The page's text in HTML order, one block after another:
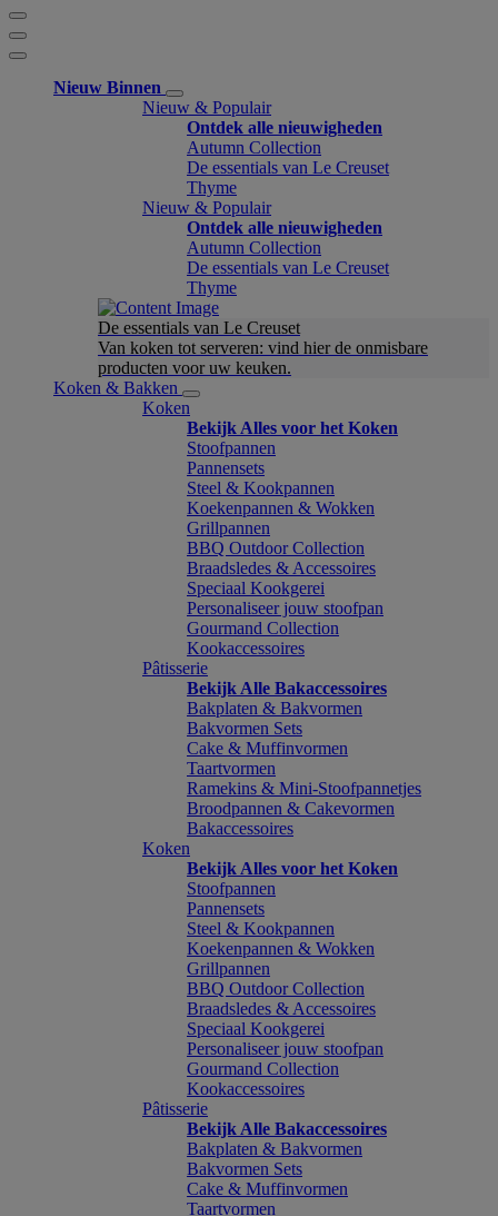
Nieuw Binnen
Nieuw & Populair
Ontdek alle nieuwigheden
Autumn Collection
De essentials van Le Creuset
Thyme
Nieuw & Populair
Ontdek alle nieuwigheden
Autumn Collection
De essentials van Le Creuset
Thyme
De essentials van Le Creuset
Van koken tot serveren: vind hier de onmisbare
producten voor uw keuken.
Koken & Bakken
Koken
Bekijk Alles voor het Koken
Stoofpannen
Pannensets
Steel & Kookpannen
Koekenpannen & Wokken
Grillpannen
BBQ Outdoor Collection
Braadsledes & Accessoires
Speciaal Kookgerei
Personaliseer jouw stoofpan
Gourmand Collection
Kookaccessoires
Pâtisserie
Bekijk Alle Bakaccessoires
Bakplaten & Bakvormen
Bakvormen Sets
Cake & Muffinvormen
Taartvormen
Ramekins & Mini-Stoofpannetjes
Broodpannen & Cakevormen
Bakaccessoires
Koken
Bekijk Alles voor het Koken
Stoofpannen
Pannensets
Steel & Kookpannen
Koekenpannen & Wokken
Grillpannen
BBQ Outdoor Collection
Braadsledes & Accessoires
Speciaal Kookgerei
Personaliseer jouw stoofpan
Gourmand Collection
Kookaccessoires
Pâtisserie
Bekijk Alle Bakaccessoires
Bakplaten & Bakvormen
Bakvormen Sets
Cake & Muffinvormen
Taartvormen